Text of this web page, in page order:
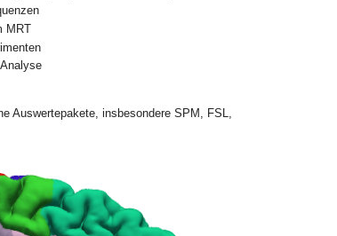
MRT
Auswertepakete, insbesondere SPM, FSL,